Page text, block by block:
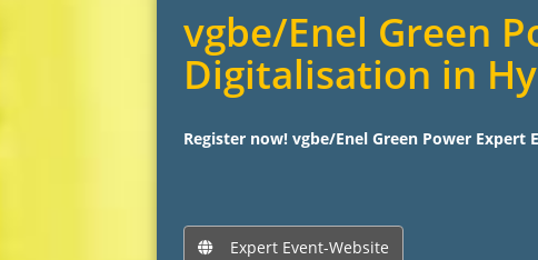
vgbe/Enel Green
Digitalisation in
Register now! vgbe/Enel Green Power
Expert Event-Website